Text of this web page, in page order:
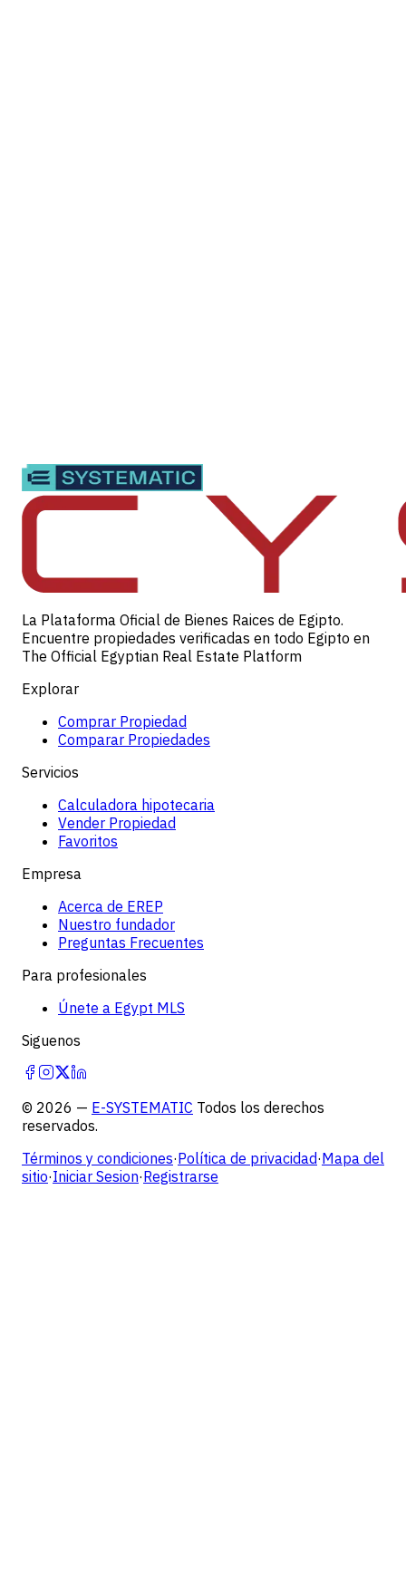
La Plataforma Oficial de Bienes Raices de Egipto.
Encuentre propiedades verificadas en todo Egipto en
The Official Egyptian Real Estate Platform
Explorar
Comprar Propiedad
Comparar Propiedades
Servicios
Calculadora hipotecaria
Vender Propiedad
Favoritos
Empresa
Acerca de EREP
Nuestro fundador
Preguntas Frecuentes
Para profesionales
Únete a Egypt MLS
Siguenos
© 2026 — E-SYSTEMATIC Todos los derechos
reservados.
Términos y condiciones·Política de privacidad·Mapa del
sitio·Iniciar Sesion·Registrarse